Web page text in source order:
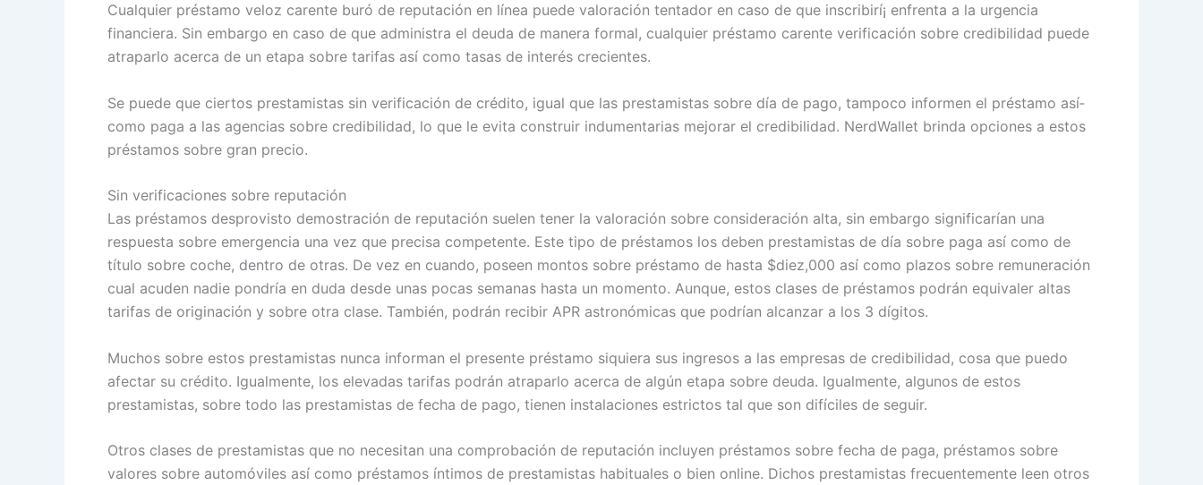
Cualquier préstamo veloz carente buró de reputación en línea puede valoración tentador en caso de que inscribirí¡ enfrenta a la urgencia
financiera. Sin embargo en caso de que administra el deuda de manera formal, cualquier préstamo carente verificación sobre credibilidad puede
atraparlo acerca de un etapa sobre tarifas así­ como tasas de interés crecientes.
Se puede que ciertos prestamistas sin verificación de crédito, igual que las prestamistas sobre día de pago, tampoco informen el préstamo así­
como paga a las agencias sobre credibilidad, lo que le evita construir indumentarias mejorar el credibilidad. NerdWallet brinda opciones a estos
préstamos sobre gran precio.
Sin verificaciones sobre reputación
Las préstamos desprovisto demostración de reputación suelen tener la valoración sobre consideración alta, sin embargo significarían una
respuesta sobre emergencia una vez que precisa competente. Este tipo de préstamos los deben prestamistas de día sobre paga así­ como de
título sobre coche, dentro de otras. De vez en cuando, poseen montos sobre préstamo de hasta $diez,000 así­ como plazos sobre remuneración
cual acuden nadie pondrí­a en duda desde unas pocas semanas hasta un momento. Aunque, estos clases de préstamos podrán equivaler altas
tarifas de originación y sobre otra clase. También, podrán recibir APR astronómicas que podrían alcanzar a los 3 dígitos.
Muchos sobre estos prestamistas nunca informan el presente préstamo siquiera sus ingresos a las empresas de credibilidad, cosa que puedo
afectar su crédito. Igualmente, los elevadas tarifas podrán atraparlo acerca de algún etapa sobre deuda. Igualmente, algunos de estos
prestamistas, sobre todo las prestamistas de fecha de pago, tienen instalaciones estrictos tal que son difíciles de seguir.
Otros clases de prestamistas que no necesitan una comprobación de reputación incluyen préstamos sobre fecha de paga, préstamos sobre
valores sobre automóviles así­ como préstamos íntimos de prestamistas habituales o bien online. Dichos prestamistas frecuentemente leen otros